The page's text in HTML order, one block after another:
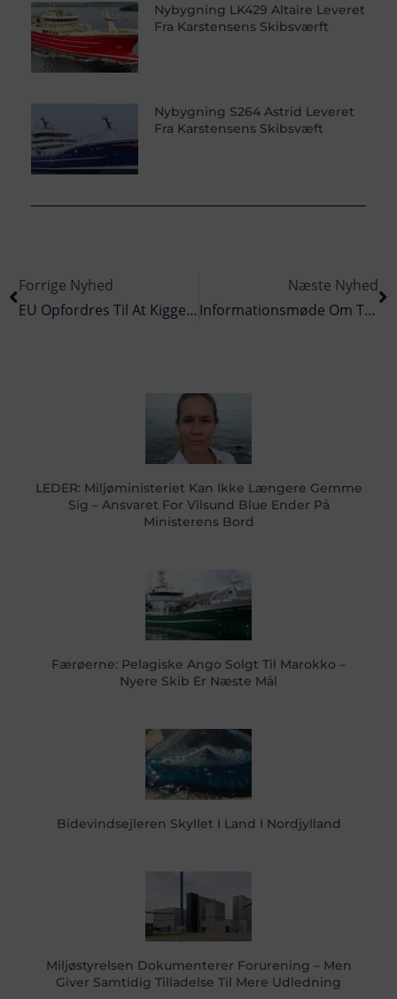
Nybygning LK429 Altaire Leveret
Fra Karstensens Skibsværft
Nybygning S264 Astrid Leveret
Fra Karstensens Skibsvæft
Forrige Nyhed
EU Opfordres Til At Kigge Kritisk På Det Hollandske Puls-Fiskeri
Næste Nyhed
Informationsmøde Om Tilskudsordningerne Indenfor Akvakultur Og Fiskeri
LEDER: Miljøministeriet Kan Ikke Længere Gemme
Sig – Ansvaret For Vilsund Blue Ender På
Ministerens Bord
Færøerne: Pelagiske Ango Solgt Til Marokko –
Nyere Skib Er Næste Mål
Bidevindsejleren Skyllet I Land I Nordjylland
Miljøstyrelsen Dokumenterer Forurening – Men
Giver Samtidig Tilladelse Til Mere Udledning